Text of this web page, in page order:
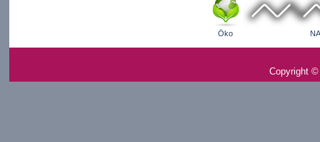
Öko
Copyright